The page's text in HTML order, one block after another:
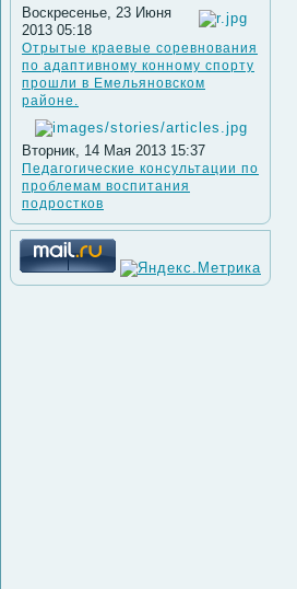
Воскресенье, 23 Июня
2013 05:18
Отрытые краевые соревнования
по адаптивному конному спорту
прошли в Емельяновском
районе.
Вторник, 14 Мая 2013 15:37
Педагогические консультации по
проблемам воспитания
подростков